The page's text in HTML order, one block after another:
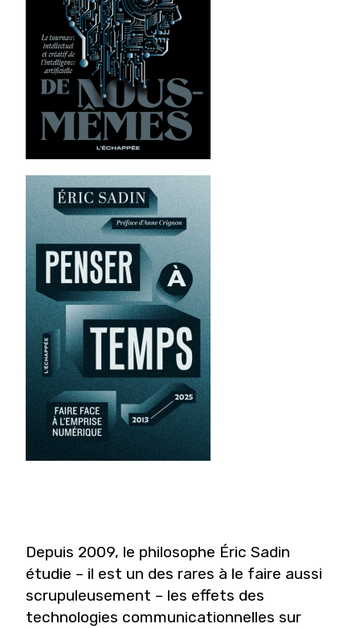
Depuis 2009, le philosophe Éric Sadin
étudie – il est un des rares à le faire aussi
scrupuleusement – les effets des
technologies communicationnelles sur